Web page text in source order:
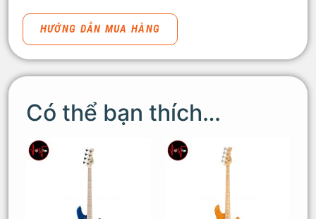
HƯỚNG DẪN MUA HÀNG
Có thể bạn thích…